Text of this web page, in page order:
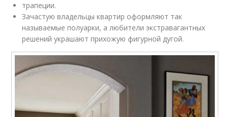
трапеции.
Зачастую владельцы квартир оформляют так
называемые полуарки, а любители экстравагантных
решений украшают прихожую фигурной дугой.